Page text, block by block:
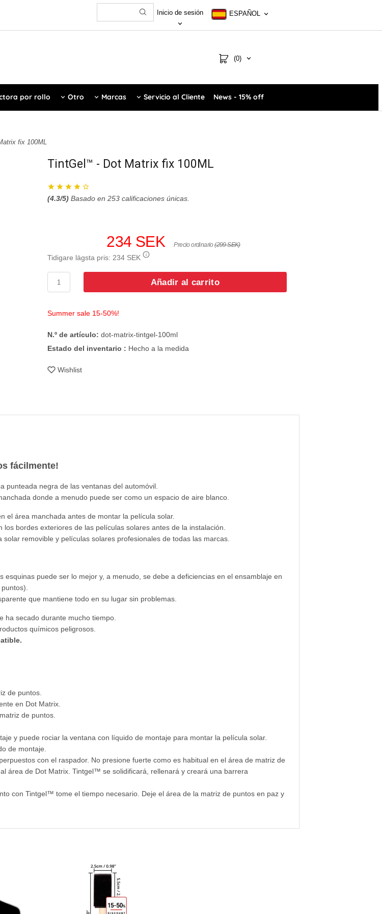
Inicio de sesión ESPAÑOL
(0)
por rollo Otro Marcas Servicio al Cliente News - 15% off
fix 100ML
TintGel™ - Dot Matrix fix 100ML
(4.3/5) Basado en 253 calificaciones únicas.
234 SEK Precio ordinario(299 SEK)
Tidigare lägsta pris: 234 SEK
Añadir al carrito
Summer sale 15-50%!
N.º de artículo: dot-matrix-tintgel-100ml
Estado del inventario : Hecho a la medida
Wishlist
fácilmente!
punteada negra de las ventanas del automóvil.
donde a menudo puede ser como un espacio de aire blanco.
el área manchada antes de montar la película solar.
bordes exteriores de las películas solares antes de la instalación.
removible y películas solares profesionales de todas las marcas.
puede ser lo mejor y, a menudo, se debe a deficiencias en el ensamblaje en
que mantiene todo en su lugar sin problemas.
secado durante mucho tiempo.
químicos peligrosos.
de puntos.
en Dot Matrix.
de puntos.
y puede rociar la ventana con líquido de montaje para montar la película solar.
de montaje.
con el raspador. No presione fuerte como es habitual en el área de matriz de
área de Dot Matrix. Tintgel™ se solidificará, rellenará y creará una barrera
con Tintgel™ tome el tiempo necesario. Deje el área de la matriz de puntos en paz y